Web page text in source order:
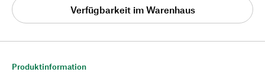
Verfügbarkeit im Warenhaus
Produktinformation